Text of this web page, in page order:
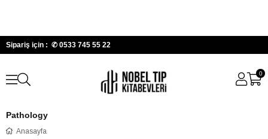
Sipariş için : ✆ 0533 745 55 22
0
Pathology
Anasayfa